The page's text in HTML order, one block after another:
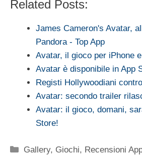
Related Posts:
James Cameron's Avatar,
Pandora - Top App
Avatar, il gioco per iPhone
Avatar è disponibile in App
Registi Hollywoodiani
Avatar: secondo trailer
Avatar: il gioco, domani,
Store!
Categorie
Gallery, Giochi, Recensioni